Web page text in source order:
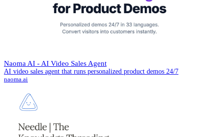
Naoma AI - AI Video Sales Agent
AI video sales agent that runs personalized product demos 24/7
naoma.ai